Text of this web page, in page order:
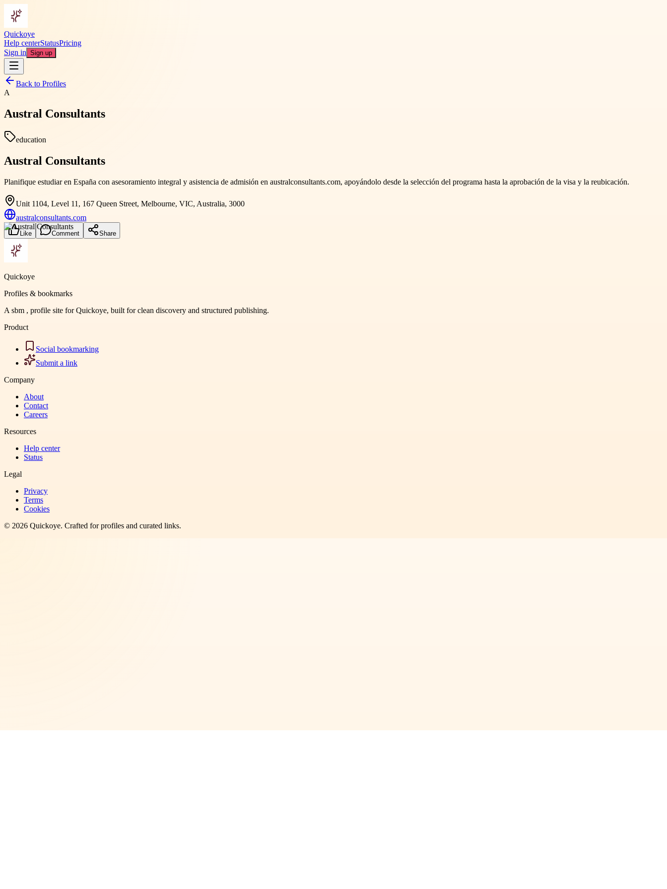
Quickoye
Help centerStatusPricing
Sign in Sign up
Back to Profiles
A
Austral Consultants
education
Austral Consultants
Planifique estudiar en España con asesoramiento integral y asistencia de admisión en australconsultants.com, apoyándolo desde la selección del programa hasta la aprobación de la visa y la reubicación.
Unit 1104, Level 11, 167 Queen Street, Melbourne, VIC, Australia, 3000
australconsultants.com
Like Comment Share
Quickoye
Profiles & bookmarks
A sbm , profile site for Quickoye, built for clean discovery and structured publishing.
Product
Social bookmarking
Submit a link
Company
About
Contact
Careers
Resources
Help center
Status
Legal
Privacy
Terms
Cookies
© 2026 Quickoye. Crafted for profiles and curated links.